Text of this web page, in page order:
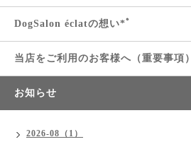
DogSalon éclatの想い*ﾟ
当店をご利用のお客様へ（重要事項）
お知らせ
2026-08（1）